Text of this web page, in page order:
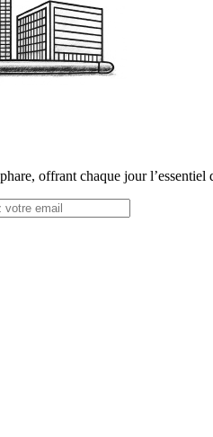
offrant chaque jour